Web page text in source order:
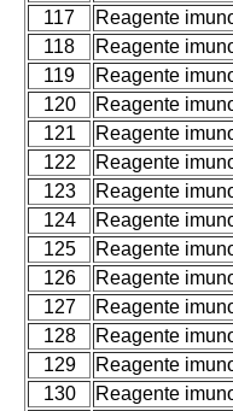
117
Reagente
118
Reagente
119
Reagente
120
Reagente
121
Reagente
122
Reagente
123
Reagente
124
Reagente
125
Reagente
126
Reagente
127
Reagente
128
Reagente
129
Reagente
130
Reagente